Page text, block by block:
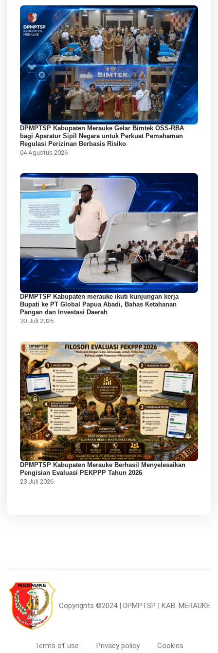
DPMPTSP Kabupaten Merauke Gelar Bimtek OSS-RBA
bagi Aparatur Sipil Negara untuk Perkuat Pemahaman
Regulasi Perizinan Berbasis Risiko
04 Agustus 2026
DPMPTSP Kabupaten merauke ikuti kunjungan kerja
Bupati ke PT Global Papua Abadi, Bahas Ketahanan
Pangan dan Investasi Daerah
30 Juli 2026
DPMPTSP Kabupaten Merauke Berhasil Menyelesaikan
Pengisian Evaluasi PEKPPP Tahun 2026
23 Juli 2026
Copyrights ©2024 | DPMPTSP | KAB. MERAUKE
Terms of use Privacy policy Cookies